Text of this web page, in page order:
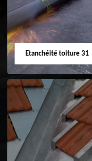
31
Etanchéité toiture 31
Etanchéité toiture
31